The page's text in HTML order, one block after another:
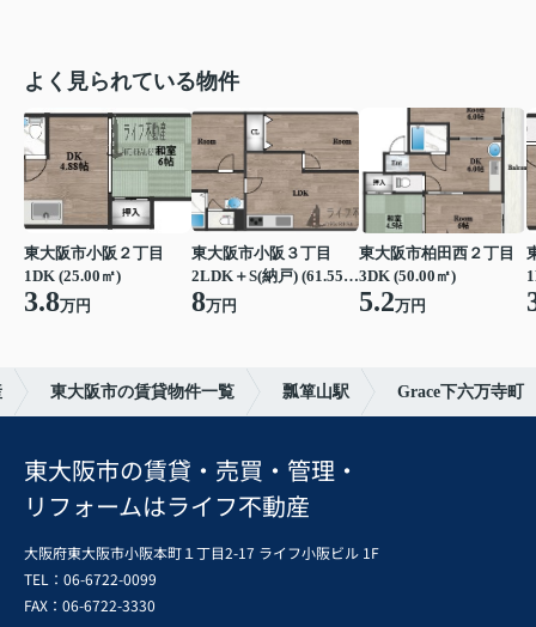
よく見られている物件
東大阪市小阪２丁目
1DK (25.00㎡)
3.8万円
東大阪市小阪３丁目
2LDK＋S(納戸) (61.55㎡)
8万円
東大阪市柏田西２丁目
3DK (50.00㎡)
5.2万円
東大阪市の賃貸物件一覧 瓢箪山駅 Grace下六万寺町
東大阪市の賃貸・売買・管理・
リフォームはライフ不動産
大阪府東大阪市小阪本町１丁目2-17 ライフ小阪ビル 1F
TEL：06-6722-0099
FAX： 06-6722-3330